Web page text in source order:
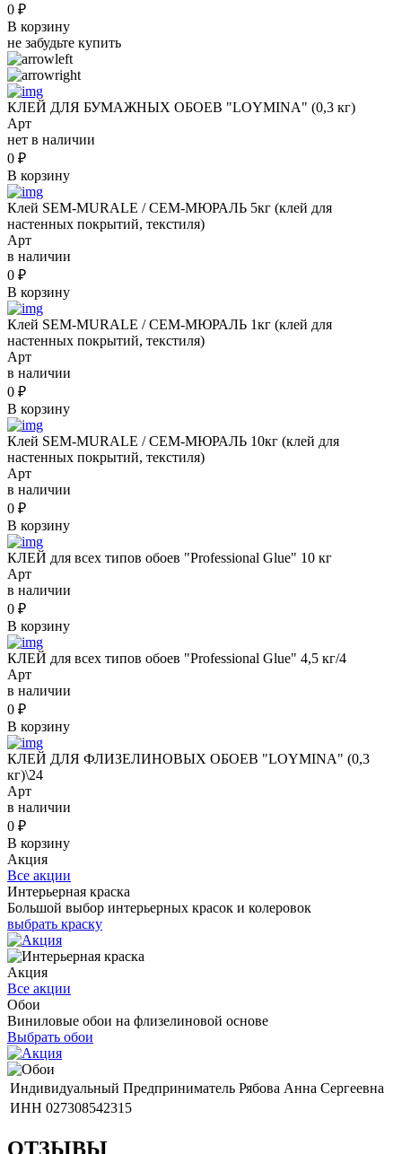
0 ₽
В корзину
не забудьте купить
КЛЕЙ ДЛЯ БУМАЖНЫХ ОБОЕВ "LOYMINA" (0,3 кг)
Арт
нет в наличии
0 ₽
В корзину
Клей SEM-MURALE / СЕМ-МЮРАЛЬ 5кг (клей для
настенных покрытий, текстиля)
Арт
в наличии
0 ₽
В корзину
Клей SEM-MURALE / СЕМ-МЮРАЛЬ 1кг (клей для
настенных покрытий, текстиля)
Арт
в наличии
0 ₽
В корзину
Клей SEM-MURALE / СЕМ-МЮРАЛЬ 10кг (клей для
настенных покрытий, текстиля)
Арт
в наличии
0 ₽
В корзину
КЛЕЙ для всех типов обоев "Professional Glue" 10 кг
Арт
в наличии
0 ₽
В корзину
КЛЕЙ для всех типов обоев "Professional Glue" 4,5 кг/4
Арт
в наличии
0 ₽
В корзину
КЛЕЙ ДЛЯ ФЛИЗЕЛИНОВЫХ ОБОЕВ "LOYMINA" (0,3
кг)\24
Арт
в наличии
0 ₽
В корзину
Акция
Все акции
Интерьерная краска
Большой выбор интерьерных красок и колеровок
выбрать краску
Акция
Все акции
Обои
Виниловые обои на флизелиновой основе
Выбрать обои
Индивидуальный Предприниматель Рябова Анна Сергеевна
ИНН 027308542315
ОТЗЫВЫ